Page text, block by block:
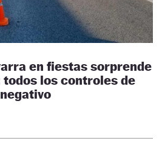
en fiestas sorprende
todos los controles de